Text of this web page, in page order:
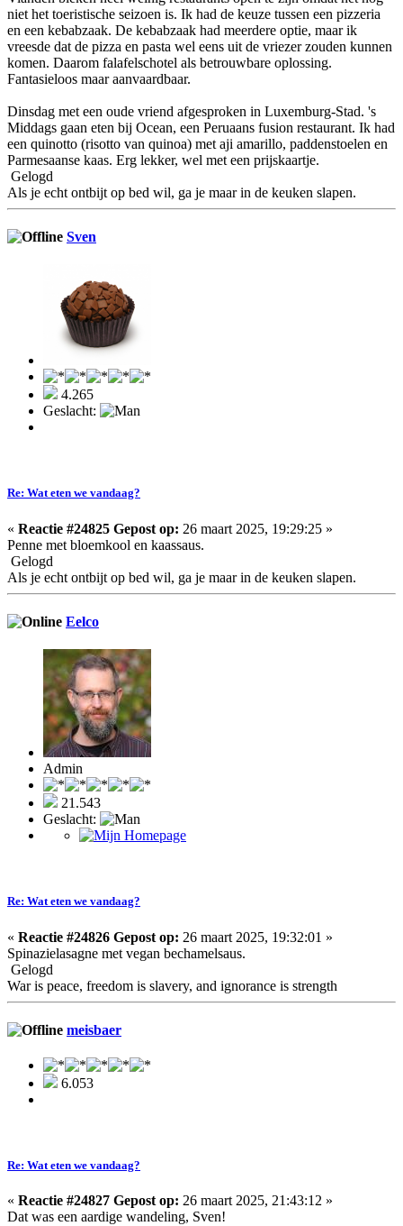
niet het toeristische seizoen is. Ik had de keuze tussen een pizzeria
en een kebabzaak. De kebabzaak had meerdere optie, maar ik
vreesde dat de pizza en pasta wel eens uit de vriezer zouden kunnen
komen. Daarom falafelschotel als betrouwbare oplossing.
Fantasieloos maar aanvaardbaar.
Dinsdag met een oude vriend afgesproken in Luxemburg-Stad. 's
Middags gaan eten bij Ocean, een Peruaans fusion restaurant. Ik had
een quinotto (risotto van quinoa) met aji amarillo, paddenstoelen en
Parmesaanse kaas. Erg lekker, wel met een prijskaartje.
Gelogd
Als je echt ontbijt op bed wil, ga je maar in de keuken slapen.
Sven
4.265
Geslacht:
Re: Wat eten we vandaag?
« Reactie #24825 Gepost op: 26 maart 2025, 19:29:25 »
Penne met bloemkool en kaassaus.
Gelogd
Als je echt ontbijt op bed wil, ga je maar in de keuken slapen.
Eelco
Admin
21.543
Geslacht:
Re: Wat eten we vandaag?
« Reactie #24826 Gepost op: 26 maart 2025, 19:32:01 »
Spinazielasagne met vegan bechamelsaus.
Gelogd
War is peace, freedom is slavery, and ignorance is strength
meisbaer
6.053
Re: Wat eten we vandaag?
« Reactie #24827 Gepost op: 26 maart 2025, 21:43:12 »
Dat was een aardige wandeling, Sven!